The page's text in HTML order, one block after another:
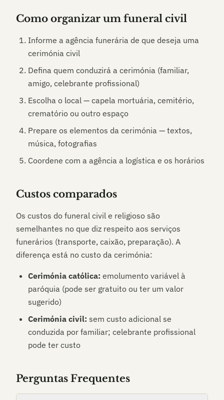
Como organizar um funeral civil
Informe a agência funerária de que deseja uma
cerimónia civil
Defina quem conduzirá a cerimónia (familiar,
amigo, celebrante profissional)
Escolha o local — capela mortuária, cemitério,
crematório ou outro espaço
Prepare os elementos da cerimónia — textos,
música, fotografias
Coordene com a agência a logística e os horários
Custos comparados
Os custos do funeral civil e religioso são
semelhantes no que diz respeito aos serviços
funerários (transporte, caixão, preparação). A
diferença está no custo da cerimónia:
Cerimónia católica: emolumento variável à
paróquia (pode ser gratuito ou ter um valor
sugerido)
Cerimónia civil: sem custo adicional se
conduzida por familiar; celebrante profissional
pode ter custo
Perguntas Frequentes